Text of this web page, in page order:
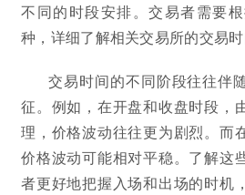
不同的时段安排。交易者需要
种，详细了解相关交易所的交易时
交易时间的不同阶段往往伴
征。例如，在开盘和收盘时段，
理，价格波动往往更为剧烈。而
价格波动可能相对平稳。了解这
者更好地把握入场和出场的时机